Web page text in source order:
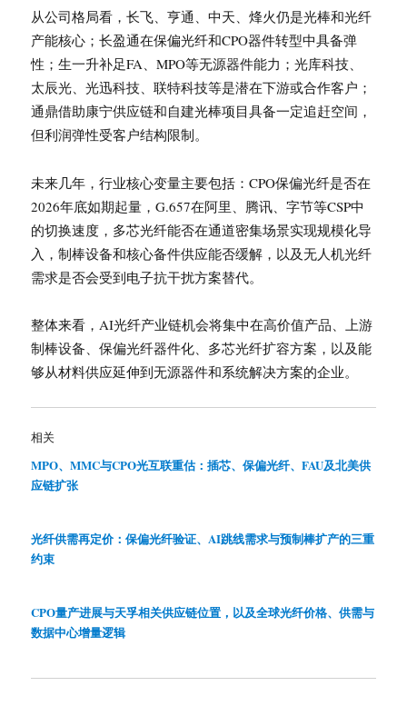
从公司格局看，长飞、亨通、中天、烽火仍是光棒和光纤
产能核心；长盈通在保偏光纤和CPO器件转型中具备弹
性；生一升补足FA、MPO等无源器件能力；光库科技、
太辰光、光迅科技、联特科技等是潜在下游或合作客户；
通鼎借助康宁供应链和自建光棒项目具备一定追赶空间，
但利润弹性受客户结构限制。
未来几年，行业核心变量主要包括：CPO保偏光纤是否在
2026年底如期起量，G.657在阿里、腾讯、字节等CSP中
的切换速度，多芯光纤能否在通道密集场景实现规模化导
入，制棒设备和核心备件供应能否缓解，以及无人机光纤
需求是否会受到电子抗干扰方案替代。
整体来看，AI光纤产业链机会将集中在高价值产品、上游
制棒设备、保偏光纤器件化、多芯光纤扩容方案，以及能
够从材料供应延伸到无源器件和系统解决方案的企业。
相关
MPO、MMC与CPO光互联重估：插芯、保偏光纤、FAU及北美供
应链扩张
光纤供需再定价：保偏光纤验证、AI跳线需求与预制棒扩产的三重
约束
CPO量产进展与天孚相关供应链位置，以及全球光纤价格、供需与
数据中心增量逻辑